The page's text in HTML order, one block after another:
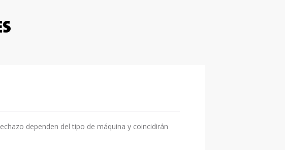
dependen del tipo de máquina y coincidirán